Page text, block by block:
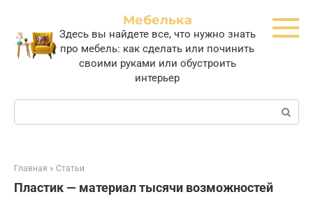
контенту
Мебелька
Здесь вы найдете все, что нужно знать
про мебель: как сделать или починить
своими руками или обустроить
интерьер
Поиск:
Главная » Статьи
Пластик — материал тысячи возможностей